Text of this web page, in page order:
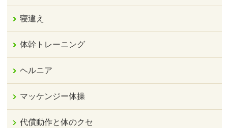
寝違え
体幹トレーニング
ヘルニア
マッケンジー体操
代償動作と体のクセ